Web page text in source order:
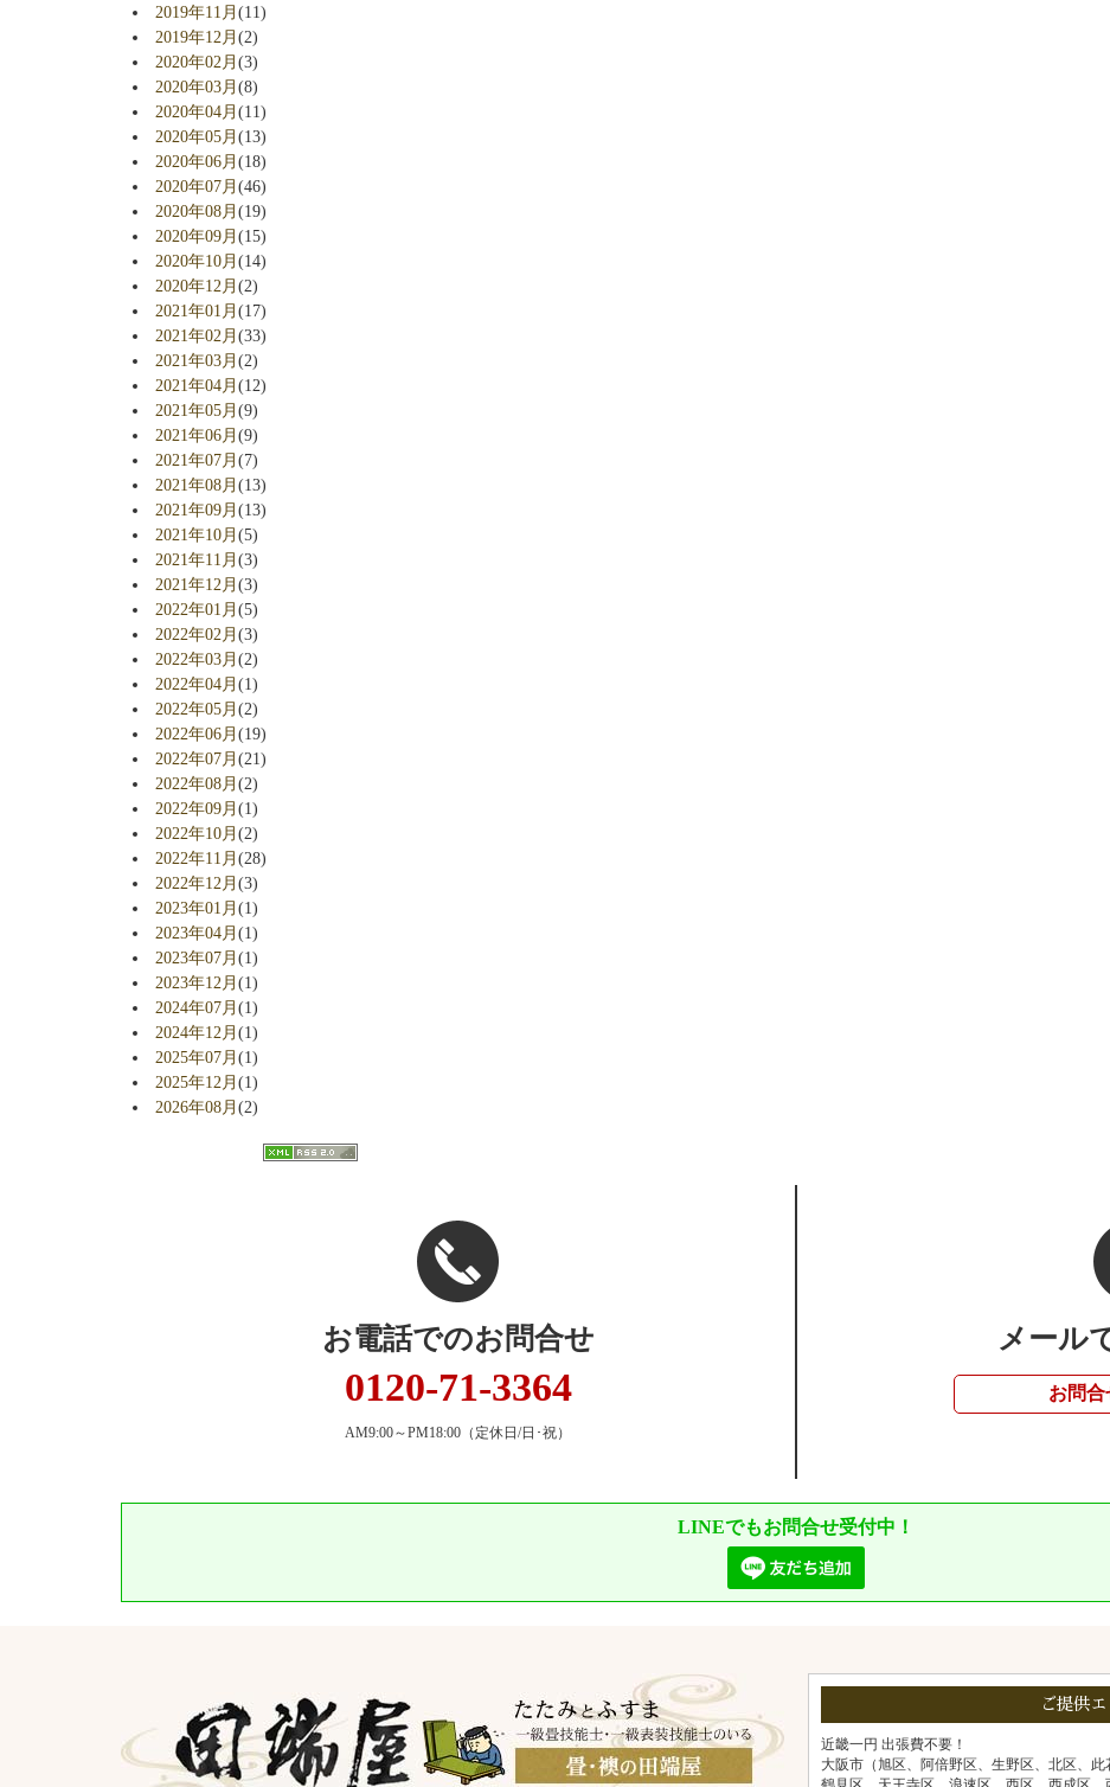
2019年11月(11)
2019年12月(2)
2020年02月(3)
2020年03月(8)
2020年04月(11)
2020年05月(13)
2020年06月(18)
2020年07月(46)
2020年08月(19)
2020年09月(15)
2020年10月(14)
2020年12月(2)
2021年01月(17)
2021年02月(33)
2021年03月(2)
2021年04月(12)
2021年05月(9)
2021年06月(9)
2021年07月(7)
2021年08月(13)
2021年09月(13)
2021年10月(5)
2021年11月(3)
2021年12月(3)
2022年01月(5)
2022年02月(3)
2022年03月(2)
2022年04月(1)
2022年05月(2)
2022年06月(19)
2022年07月(21)
2022年08月(2)
2022年09月(1)
2022年10月(2)
2022年11月(28)
2022年12月(3)
2023年01月(1)
2023年04月(1)
2023年07月(1)
2023年12月(1)
2024年07月(1)
2024年12月(1)
2025年07月(1)
2025年12月(1)
2026年08月(2)
お電話でのお問合せ
0120-71-3364
AM9:00～PM18:00 （定休日/日･祝）
メール
お問
LINEでもお問合せ受付中！
ご提供エ
近畿一円 出張費不要！
大阪市（旭区、阿倍野区、生野区、北区、